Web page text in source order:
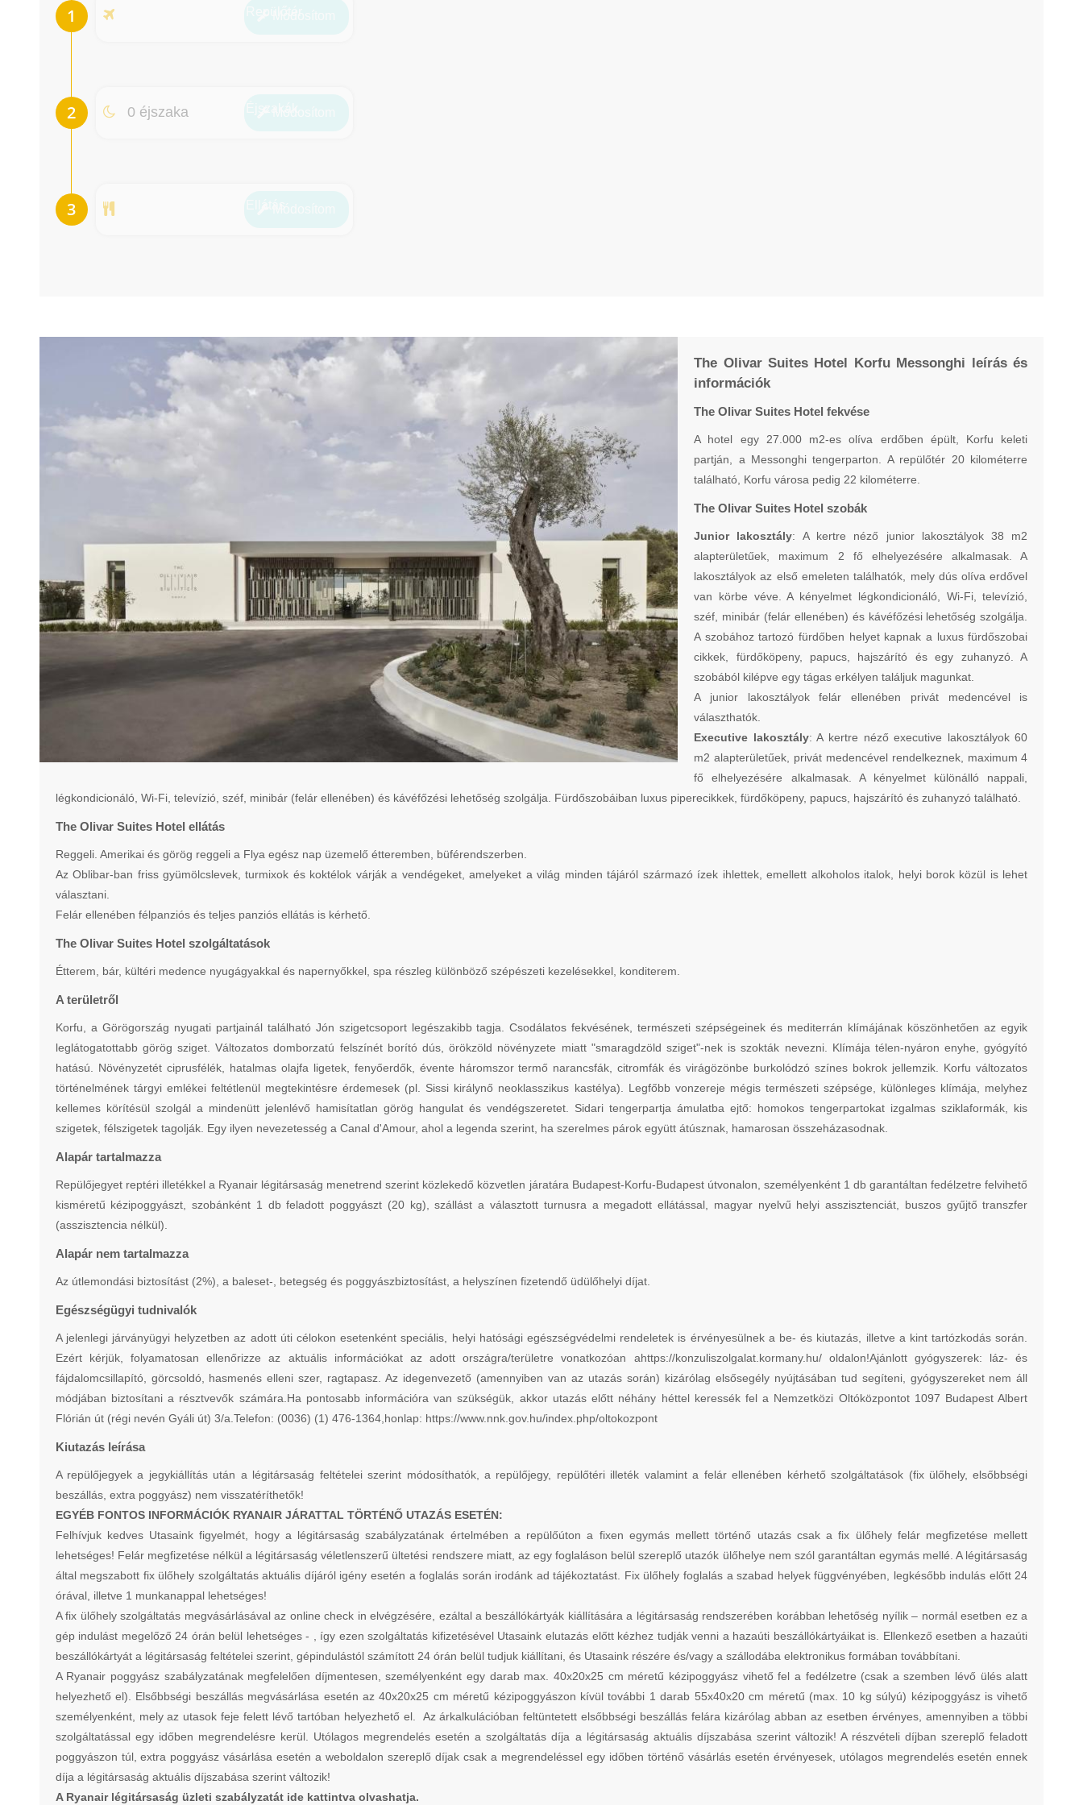
0 éjszaka
The Olivar Suites Hotel Korfu Messonghi leírás és
információk
The Olivar Suites Hotel fekvése
A hotel egy 27.000 m2-es olíva erdőben épült, Korfu keleti
partján, a Messonghi tengerparton. A repülőtér 20 kilométerre
található, Korfu városa pedig 22 kilométerre.
The Olivar Suites Hotel szobák
Junior lakosztály: A kertre néző junior lakosztályok 38 m2
alapterületűek, maximum 2 fő elhelyezésére alkalmasak. A
lakosztályok az első emeleten találhatók, mely dús olíva erdővel
van körbe véve. A kényelmet légkondicionáló, Wi-Fi, televízió,
széf, minibár (felár ellenében) és kávéfőzési lehetőség szolgálja.
A szobához tartozó fürdőben helyet kapnak a luxus fürdőszobai
cikkek, fürdőköpeny, papucs, hajszárító és egy zuhanyzó. A
szobából kilépve egy tágas erkélyen találjuk magunkat.
A junior lakosztályok felár ellenében privát medencével is
választhatók.
Executive lakosztály: A kertre néző executive lakosztályok 60
m2 alapterületűek, privát medencével rendelkeznek, maximum 4
fő elhelyezésére alkalmasak. A kényelmet különálló nappali,
légkondicionáló, Wi-Fi, televízió, széf, minibár (felár ellenében) és kávéfőzési lehetőség szolgálja. Fürdőszobáiban luxus piperecikkek, fürdőköpeny, papucs, hajszárító és zuhanyzó található.
The Olivar Suites Hotel ellátás
Reggeli. Amerikai és görög reggeli a Flya egész nap üzemelő étteremben, büférendszerben.
Az Oblibar-ban friss gyümölcslevek, turmixok és koktélok várják a vendégeket, amelyeket a világ minden tájáról származó ízek ihlettek, emellett alkoholos italok, helyi borok közül is lehet
választani.
Felár ellenében félpanziós és teljes panziós ellátás is kérhető.
The Olivar Suites Hotel szolgáltatások
Étterem, bár, kültéri medence nyugágyakkal és napernyőkkel, spa részleg különböző szépészeti kezelésekkel, konditerem.
A területről
Korfu, a Görögország nyugati partjainál található Jón szigetcsoport legészakibb tagja. Csodálatos fekvésének, természeti szépségeinek és mediterrán klímájának köszönhetően az egyik
leglátogatottabb görög sziget. Változatos domborzatú felszínét borító dús, örökzöld növényzete miatt "smaragdzöld sziget"-nek is szokták nevezni. Klímája télen-nyáron enyhe, gyógyító
hatású. Növényzetét ciprusfélék, hatalmas olajfa ligetek, fenyőerdők, évente háromszor termő narancsfák, citromfák és virágözönbe burkolódzó színes bokrok jellemzik. Korfu változatos
történelmének tárgyi emlékei feltétlenül megtekintésre érdemesek (pl. Sissi királynő neoklasszikus kastélya). Legfőbb vonzereje mégis természeti szépsége, különleges klímája, melyhez
kellemes körítésül szolgál a mindenütt jelenlévő hamisítatlan görög hangulat és vendégszeretet. Sidari tengerpartja ámulatba ejtő: homokos tengerpartokat izgalmas sziklaformák, kis
szigetek, félszigetek tagolják. Egy ilyen nevezetesség a Canal d'Amour, ahol a legenda szerint, ha szerelmes párok együtt átúsznak, hamarosan összeházasodnak.
Alapár tartalmazza
Repülőjegyet reptéri illetékkel a Ryanair légitársaság menetrend szerint közlekedő közvetlen járatára Budapest-Korfu-Budapest útvonalon, személyenként 1 db garantáltan fedélzetre felvihető
kisméretű kézipoggyászt, szobánként 1 db feladott poggyászt (20 kg), szállást a választott turnusra a megadott ellátással, magyar nyelvű helyi asszisztenciát, buszos gyűjtő transzfer
(asszisztencia nélkül).
Alapár nem tartalmazza
Az útlemondási biztosítást (2%), a baleset-, betegség és poggyászbiztosítást, a helyszínen fizetendő üdülőhelyi díjat.
Egészségügyi tudnivalók
A jelenlegi járványügyi helyzetben az adott úti célokon esetenként speciális, helyi hatósági egészségvédelmi rendeletek is érvényesülnek a be- és kiutazás, illetve a kint tartózkodás során.
Ezért kérjük, folyamatosan ellenőrizze az aktuális információkat az adott országra/területre vonatkozóan ahttps://konzuliszolgalat.kormany.hu/ oldalon!Ajánlott gyógyszerek: láz- és
fájdalomcsillapító, görcsoldó, hasmenés elleni szer, ragtapasz. Az idegenvezető (amennyiben van az utazás során) kizárólag elsősegély nyújtásában tud segíteni, gyógyszereket nem áll
módjában biztosítani a résztvevők számára.Ha pontosabb információra van szükségük, akkor utazás előtt néhány héttel keressék fel a Nemzetközi Oltóközpontot 1097 Budapest Albert
Flórián út (régi nevén Gyáli út) 3/a.Telefon: (0036) (1) 476-1364,honlap: https://www.nnk.gov.hu/index.php/oltokozpont
Kiutazás leírása
A repülőjegyek a jegykiállítás után a légitársaság feltételei szerint módosíthatók, a repülőjegy, repülőtéri illeték valamint a felár ellenében kérhető szolgáltatások (fix ülőhely, elsőbbségi
beszállás, extra poggyász) nem visszatéríthetők!
EGYÉB FONTOS INFORMÁCIÓK RYANAIR JÁRATTAL TÖRTÉNŐ UTAZÁS ESETÉN:
Felhívjuk kedves Utasaink figyelmét, hogy a légitársaság szabályzatának értelmében a repülőúton a fixen egymás mellett történő utazás csak a fix ülőhely felár megfizetése mellett
lehetséges! Felár megfizetése nélkül a légitársaság véletlenszerű ültetési rendszere miatt, az egy foglaláson belül szereplő utazók ülőhelye nem szól garantáltan egymás mellé. A légitársaság
által megszabott fix ülőhely szolgáltatás aktuális díjáról igény esetén a foglalás során irodánk ad tájékoztatást. Fix ülőhely foglalás a szabad helyek függvényében, legkésőbb indulás előtt 24
órával, illetve 1 munkanappal lehetséges!
A fix ülőhely szolgáltatás megvásárlásával az online check in elvégzésére, ezáltal a beszállókártyák kiállítására a légitársaság rendszerében korábban lehetőség nyílik – normál esetben ez a
gép indulást megelőző 24 órán belül lehetséges - , így ezen szolgáltatás kifizetésével Utasaink elutazás előtt kézhez tudják venni a hazaúti beszállókártyáikat is. Ellenkező esetben a hazaúti
beszállókártyát a légitársaság feltételei szerint, gépindulástól számított 24 órán belül tudjuk kiállítani, és Utasaink részére és/vagy a szállodába elektronikus formában továbbítani.
A Ryanair poggyász szabályzatának megfelelően díjmentesen, személyenként egy darab max. 40x20x25 cm méretű kézipoggyász vihető fel a fedélzetre (csak a szemben lévő ülés alatt
helyezhető el). Elsőbbségi beszállás megvásárlása esetén az 40x20x25 cm méretű kézipoggyászon kívül további 1 darab 55x40x20 cm méretű (max. 10 kg súlyú) kézipoggyász is vihető
személyenként, mely az utasok feje felett lévő tartóban helyezhető el. Az árkalkulációban feltüntetett elsőbbségi beszállás felára kizárólag abban az esetben érvényes, amennyiben a többi
szolgáltatással egy időben megrendelésre kerül. Utólagos megrendelés esetén a szolgáltatás díja a légitársaság aktuális díjszabása szerint változik! A részvételi díjban szereplő feladott
poggyászon túl, extra poggyász vásárlása esetén a weboldalon szereplő díjak csak a megrendeléssel egy időben történő vásárlás esetén érvényesek, utólagos megrendelés esetén ennek
díja a légitársaság aktuális díjszabása szerint változik!
A Ryanair légitársaság üzleti szabályzatát ide kattintva olvashatja.